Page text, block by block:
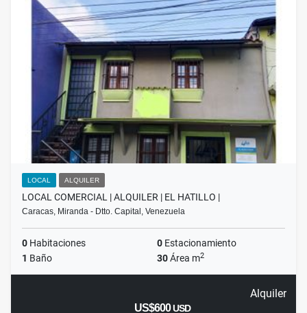
LOCAL ALQUILER
LOCAL COMERCIAL | ALQUILER | EL HATILLO |
Caracas, Miranda - Dtto. Capital, Venezuela
0 Habitaciones 0 Estacionamiento
1 Baño 30Área m2
Alquiler
US$600USD